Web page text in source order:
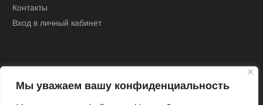
Мы уважаем вашу конфиденциальность
Контакты
Вход в личный кабинет